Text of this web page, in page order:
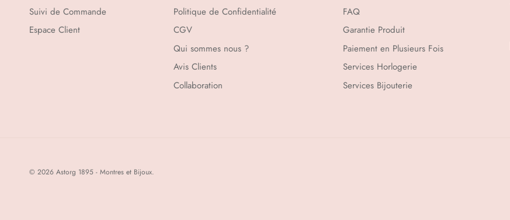
Suivi de Commande
Espace Client
Politique de Confidentialité
CGV
Qui sommes nous ?
Avis Clients
Collaboration
FAQ
Garantie Produit
Paiement en Plusieurs Fois
Services Horlogerie
Services Bijouterie
© 2026 Astorg 1895 - Montres et Bijoux.